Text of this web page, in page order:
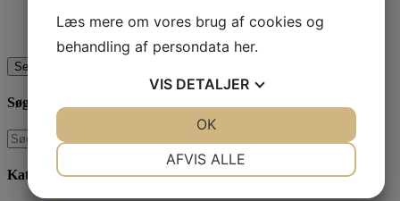
Dette felt er til validering og bør ikke ændres.
Søg på bloggen
Kategorier
Læs mere om vores brug af cookies og
behandling af persondata her.
VIS DETALJER
AFVIS ALLE
OK